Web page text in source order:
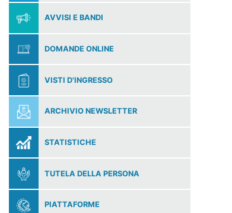
AVVISI E BANDI
DOMANDE ONLINE
VISTI D'INGRESSO
ARCHIVIO NEWSLETTER
STATISTICHE
TUTELA DELLA PERSONA
PIATTAFORME